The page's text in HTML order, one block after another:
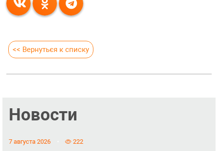
<< Вернуться к списку
Новости
7 августа 2026 222